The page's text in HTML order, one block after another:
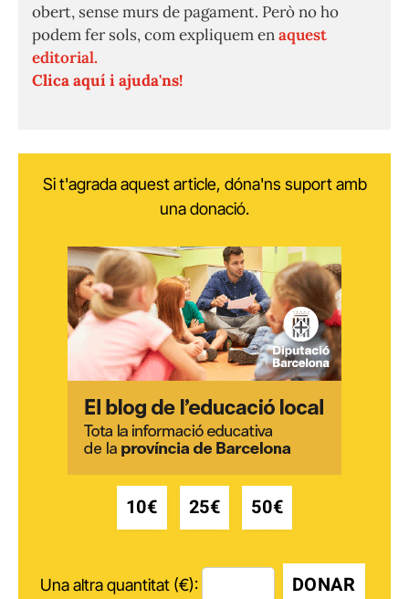
obert, sense murs de pagament. Però no ho
podem fer sols, com expliquem enaquest
editorial.
Clica aquí i ajuda'ns!
Si t'agrada aquest article, dóna'ns suport amb
una donació.
10€ 25€ 50€
Una altra quantitat (€): DONAR